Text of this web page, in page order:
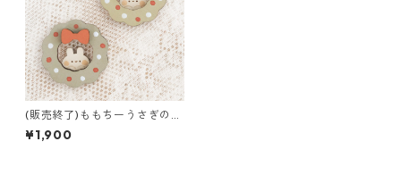
(販売終了)ももちーうさぎのリ
ースブローチ
¥1,900